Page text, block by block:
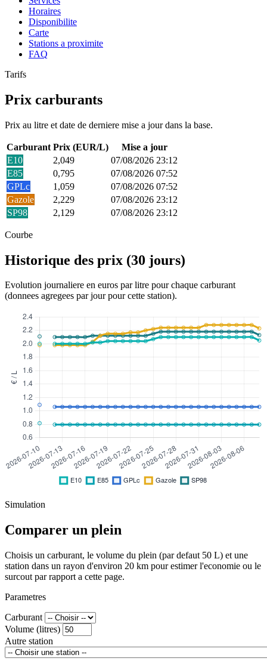
Horaires
Disponibilite
Carte
Stations a proximite
FAQ
Tarifs
Prix carburants
Prix au litre et date de derniere mise a jour dans la base.
Carburant Prix (EUR/L)
Mise a jour
E10
2,049
07/08/2026 23:12
E85
0,795
07/08/2026 07:52
GPLc
1,059
07/08/2026 07:52
Gazole
2,229
07/08/2026 23:12
SP98
2,129 07/08/2026 23:12
Courbe
Historique des prix (30 jours)
Evolution journaliere en euros par litre pour chaque carburant
(donnees agregees par jour pour cette station).
Simulation
Comparer un plein
Choisis un carburant, le volume du plein (par defaut 50 L) et une
station dans un rayon d'environ 20 km pour estimer l'economie ou le
surcout par rapport a cette page.
Parametres
Carburant
Volume (litres)
Autre station